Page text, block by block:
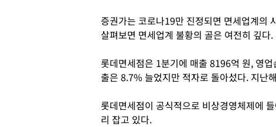
증권가는 코로나19만 진정되면 면세업계의
살펴보면 면세업계 불황의 골은 여전히 깊다.
롯데면세점은 1분기에 매출 8196억 원, 영
출은 8.7% 늘었지만 적자로 돌아섰다. 지난
롯데면세점이 공식적으로 비상경영체제에
리 잡고 있다.